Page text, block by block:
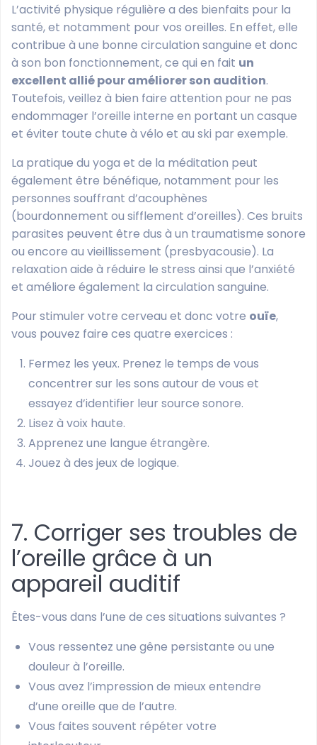
L’activité physique régulière a des bienfaits pour la
santé, et notamment pour vos oreilles. En effet, elle
contribue à une bonne circulation sanguine et donc
à son bon fonctionnement, ce qui en fait un
excellent allié pour améliorer son audition.
Toutefois, veillez à bien faire attention pour ne pas
endommager l’oreille interne en portant un casque
et éviter toute chute à vélo et au ski par exemple.
La pratique du yoga et de la méditation peut
également être bénéfique, notamment pour les
personnes souffrant d’acouphènes
(bourdonnement ou sifflement d’oreilles). Ces bruits
parasites peuvent être dus à un traumatisme sonore
ou encore au vieillissement (presbyacousie). La
relaxation aide à réduire le stress ainsi que l’anxiété
et améliore également la circulation sanguine.
Pour stimuler votre cerveau et donc votre ouïe,
vous pouvez faire ces quatre exercices :
Fermez les yeux. Prenez le temps de vous
concentrer sur les sons autour de vous et
essayez d’identifier leur source sonore.
Lisez à voix haute.
Apprenez une langue étrangère.
Jouez à des jeux de logique.
7. Corriger ses troubles de
l’oreille grâce à un
appareil auditif
Êtes-vous dans l’une de ces situations suivantes ?
Vous ressentez une gêne persistante ou une
douleur à l’oreille.
Vous avez l’impression de mieux entendre
d’une oreille que de l’autre.
Vous faites souvent répéter votre